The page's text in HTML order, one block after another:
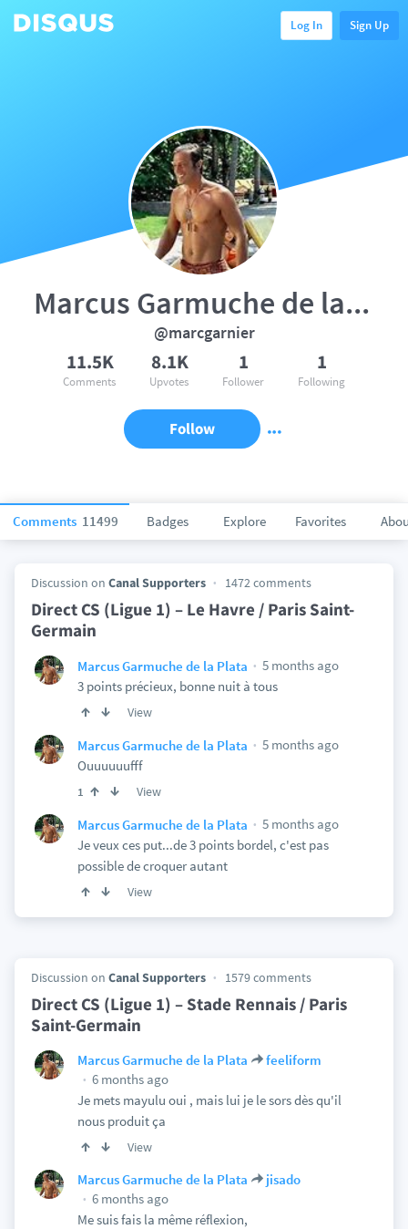
Log In Sign Up
Comments 11499 Badges Explore Favorites
Marcus Garmuche de la Plata
@marcgarnier
11.5K
Comments
8.1K
Upvotes
1
Follower
1
Following
Follow
Discussion on Canal Supporters 1472 comments
Direct CS (Ligue 1) – Le Havre / Paris Saint-
Germain
Marcus Garmuche de la Plata
5 months ago
3 points précieux, bonne nuit à tous
View
Marcus Garmuche de la Plata
5 months ago
Ouuuuuufff
1 View
Marcus Garmuche de la Plata
5 months ago
Je veux ces put...de 3 points bordel, c'est pas
possible de croquer autant
View
Discussion on Canal Supporters 1579 comments
Direct CS (Ligue 1) – Stade Rennais / Paris
Saint-Germain
Marcus Garmuche de la Plata
feeliform
6 months ago
Je mets mayulu oui , mais lui je le sors dès qu'il
nous produit ça
View
Marcus Garmuche de la Plata
jisado
6 months ago
Me suis fais la même réflexion,